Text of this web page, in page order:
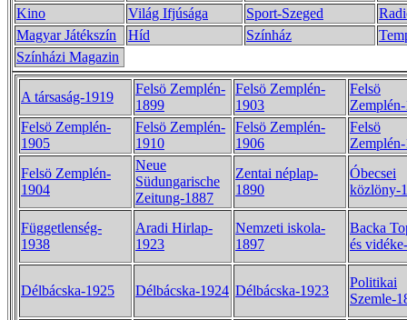
Kino
Világ Ifjúsága Sport-Szeged
Magyar Játékszín
Híd Színház
Színházi Magazin
A társaság-1919
Felsö Zemplén-
1899
Felsö Zemplén-
1903
Felsö
Felsö Zemplén-
1905
Felsö Zemplén-
1910
Felsö Zemplén-
1906
Felsö
Felsö Zemplén-
1904
Neue
Südungarische
Zeitung-1887
Zentai néplap-
1890
Óbecsei
közlöny-
Függetlenség-
1938
Aradi Hirlap-
1923
Nemzeti iskola-
1897
Backa
és
Délbácska-1925 Délbácska-1924 Délbácska-1923
Politikai
Szemle-